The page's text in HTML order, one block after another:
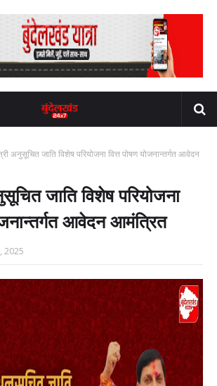
अनुसूचित जाति विशेष परियोजना वित्त पोषण योजनान्तर्गत आवेदन
जाति विशेष परियोजना
आवेदन आमंत्रित
2025